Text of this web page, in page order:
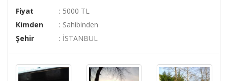
Fiyat : 5000 TL
Kimden
: Sahibinden
Şehir
: İSTANBUL